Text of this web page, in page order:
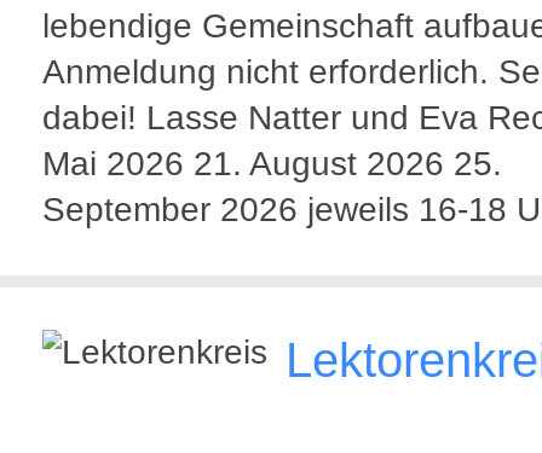
lebendige Gemeinschaft
Anmeldung nicht erforderlich.
dabei! Lasse Natter und Eva
Mai 2026 21. August 2026 25.
September 2026 jeweils 16-18